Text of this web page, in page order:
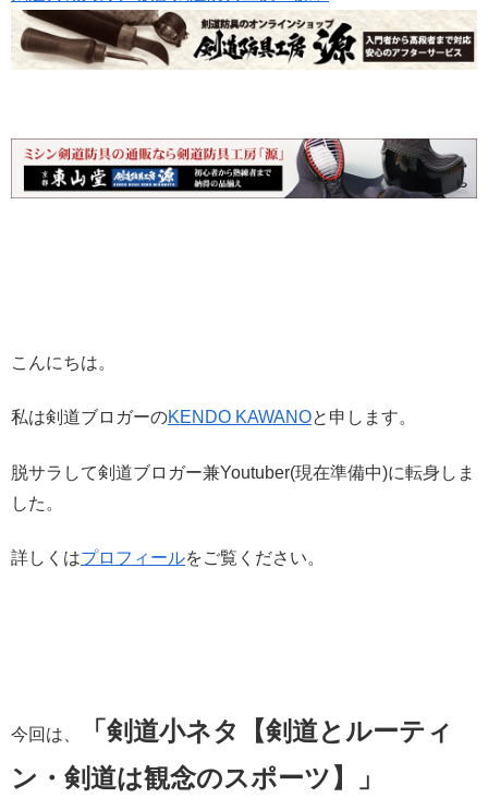
こんにちは。
私は剣道ブロガーのKENDO KAWANOと申します。
脱サラして剣道ブロガー兼Youtuber(現在準備中)に転身しま
した。
詳しくはプロフィールをご覧ください。
今回は、
「剣道小ネタ【剣道とルーティ
ン・剣道は観念のスポーツ】
」